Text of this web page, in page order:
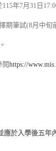
年7月31日
期筆試(8月中旬
閱https://
應於入學後五年